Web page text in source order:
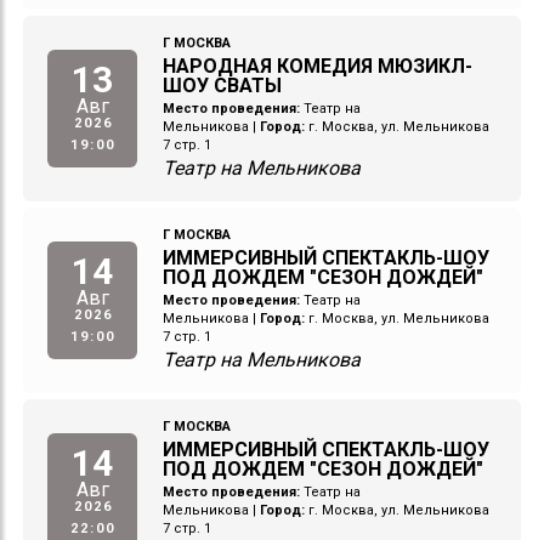
13
Авг
2026
19:00
Г МОСКВА
НАРОДНАЯ КОМЕДИЯ МЮЗИКЛ-
ШОУ СВАТЫ
Место проведения: Театр на
Мельникова
Город: г. Москва, ул. Мельникова
7 стр. 1
Театр на Мельникова
14
Авг
2026
19:00
Г МОСКВА
ИММЕРСИВНЫЙ СПЕКТАКЛЬ-ШОУ
ПОД ДОЖДЕМ "СЕЗОН ДОЖДЕЙ"
Место проведения: Театр на
Мельникова
Город: г. Москва, ул. Мельникова
7 стр. 1
Театр на Мельникова
14
Авг
2026
22:00
Г МОСКВА
ИММЕРСИВНЫЙ СПЕКТАКЛЬ-ШОУ
ПОД ДОЖДЕМ "СЕЗОН ДОЖДЕЙ"
Место проведения: Театр на
Мельникова
Город: г. Москва, ул. Мельникова
7 стр. 1